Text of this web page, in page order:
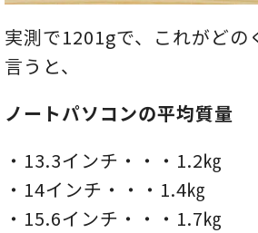
実測で1201gで、これがどの
言うと、
ノートパソコンの平均質量
・13.3インチ・・・1.2㎏
・14インチ・・・1.4㎏
・15.6インチ・・・1.7㎏